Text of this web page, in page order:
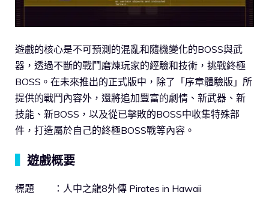
遊戲的核心是不可預測的混亂和隨機變化的BOSS與武
器，透過不斷的戰鬥磨煉玩家的經驗和技術，挑戰終極
BOSS。在未來推出的正式版中，除了「序章體驗版」所
提供的戰鬥內容外，還將追加豐富的劇情、新武器、新
技能、新BOSS，以及從已擊敗的BOSS中收集特殊部
件，打造屬於自己的終極BOSS戰等內容。
遊戲概要
標題 ：人中之龍8外傳 Pirates in Hawaii